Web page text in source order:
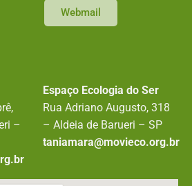
Webmail
–
Espaço Ecologia do Ser
Rua Adriano Augusto, 318
– Aldeia de Barueri – SP
taniamara@movieco.org.br